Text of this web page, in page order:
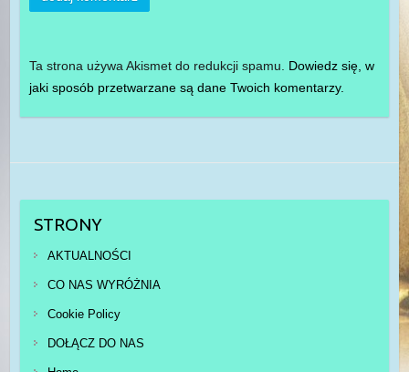
Ta strona używa Akismet do redukcji spamu. Dowiedz się, w
jaki sposób przetwarzane są dane Twoich komentarzy.
STRONY
AKTUALNOŚCI
CO NAS WYRÓŻNIA
Cookie Policy
DOŁĄCZ DO NAS